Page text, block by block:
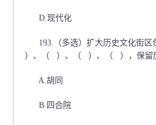
D.现代化
193.（多选）扩大历史文化街区
）、（ ）、（ ）、（ ），保留
A.胡同
B.四合院